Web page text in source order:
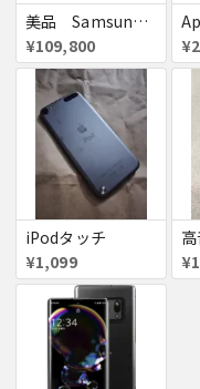
美品 Samsung Galaxy S24 ULTRA DOCOMO
¥109,800
iPodタッチ
¥1,099